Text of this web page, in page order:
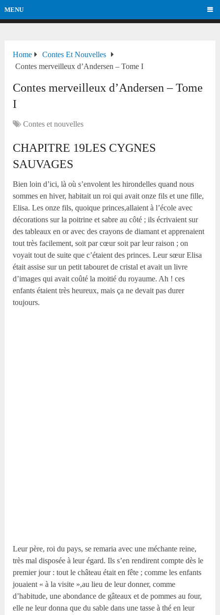
MENU
Home
Contes Et Nouvelles
Contes merveilleux d’Andersen – Tome I
Contes merveilleux d’Andersen – Tome
I
Contes et nouvelles
CHAPITRE 19LES CYGNES
SAUVAGES
Bien loin d’ici, là où s’envolent les hirondelles quand nous
sommes en hiver, habitait un roi qui avait onze fils et une fille,
Elisa. Les onze fils, quoique princes,allaient à l’école avec
décorations sur la poitrine et sabre au côté ; ils écrivaient sur
des tableaux en or avec des crayons de diamant et apprenaient
tout très facilement, soit par cœur soit par leur raison ; on
voyait tout de suite que c’étaient des princes. Leur sœur Elisa
était assise sur un petit tabouret de cristal et avait un livre
d’images qui avait coûté la moitié du royaume. Ah ! ces
enfants étaient très heureux, mais ça ne devait pas durer
toujours.
Leur père, roi du pays, se remaria avec une méchante reine,
très mal disposée à leur égard. Ils s’en rendirent compte dès le
premier jour : tout le château était en fête ; comme les enfants
jouaient « à la visite »,au lieu de leur donner, comme
d’habitude, une abondance de gâteaux et de pommes au four,
elle ne leur donna que du sable dans une tasse à thé en leur